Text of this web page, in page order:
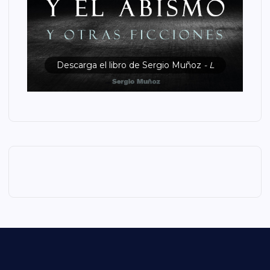
Descarga el libro de Sergio Muñoz - L